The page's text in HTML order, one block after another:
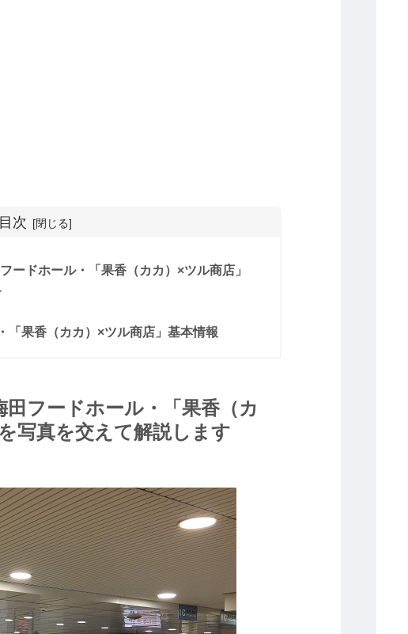
次
ードホール・「果香（カカ）×ツル商店」
「果香（カカ）×ツル商店」基本情報
フードホール・「果香（カ
写真を交えて解説します